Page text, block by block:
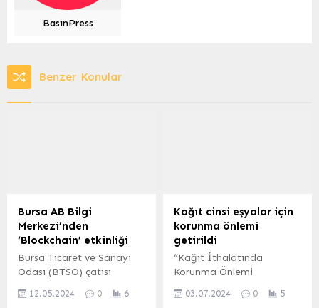
BasınPress
Benzer Konular
Bursa AB Bilgi
Merkezi’nden
‘Blockchain’ etkinliği
Bursa Ticaret ve Sanayi
Odası (BTSO) çatısı
Bursa AB Bilgi Merkezi,
12.05.2024 0 6
Kağıt cinsi eşyalar için
korunma önlemi
getirildi
“Kağıt İthalatında
Korunma Önlemi
Karar”ın Resmi Gazete’de
03.07.2024 0 5